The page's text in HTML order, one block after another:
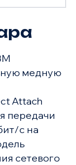
медную
Attach
передачи
с на
сетевого